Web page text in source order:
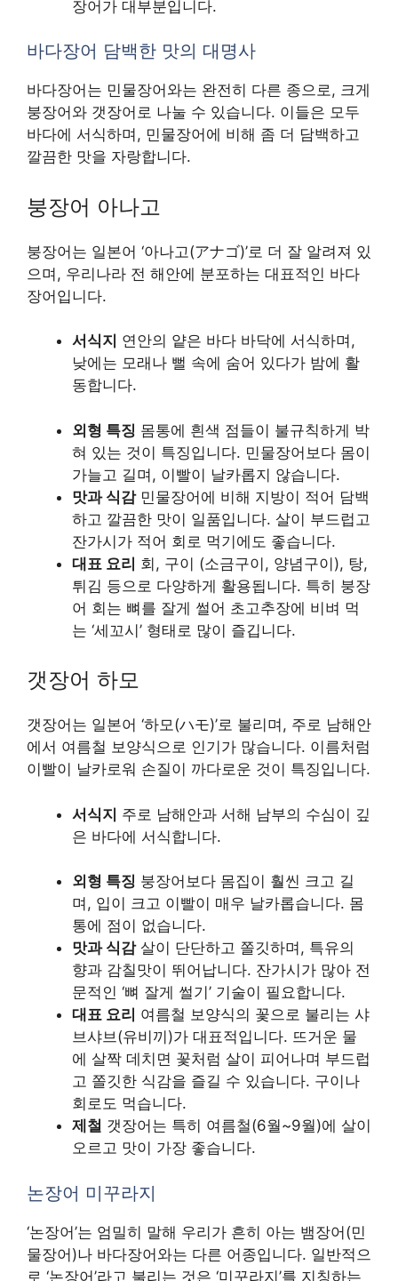
장어가 대부분입니다.
바다장어 담백한 맛의 대명사
바다장어는 민물장어와는 완전히 다른 종으로, 크게
붕장어와 갯장어로 나눌 수 있습니다. 이들은 모두
바다에 서식하며, 민물장어에 비해 좀 더 담백하고
깔끔한 맛을 자랑합니다.
붕장어 아나고
붕장어는 일본어 ‘아나고(アナゴ)’로 더 잘 알려져 있
으며, 우리나라 전 해안에 분포하는 대표적인 바다
장어입니다.
서식지 연안의 얕은 바다 바닥에 서식하며,
낮에는 모래나 뻘 속에 숨어 있다가 밤에 활
동합니다.
외형 특징 몸통에 흰색 점들이 불규칙하게 박
혀 있는 것이 특징입니다. 민물장어보다 몸이
가늘고 길며, 이빨이 날카롭지 않습니다.
맛과 식감민물장어에 비해 지방이 적어 담백
하고 깔끔한 맛이 일품입니다. 살이 부드럽고
잔가시가 적어 회로 먹기에도 좋습니다.
대표 요리 회, 구이 (소금구이, 양념구이), 탕,
튀김 등으로 다양하게 활용됩니다. 특히 붕장
어 회는 뼈를 잘게 썰어 초고추장에 비벼 먹
는 ‘세꼬시’ 형태로 많이 즐깁니다.
갯장어 하모
갯장어는 일본어 ‘하모(ハモ)’로 불리며, 주로 남해안
에서 여름철 보양식으로 인기가 많습니다. 이름처럼
이빨이 날카로워 손질이 까다로운 것이 특징입니다.
서식지 주로 남해안과 서해 남부의 수심이 깊
은 바다에 서식합니다.
외형 특징 붕장어보다 몸집이 훨씬 크고 길
며, 입이 크고 이빨이 매우 날카롭습니다. 몸
통에 점이 없습니다.
맛과 식감살이 단단하고 쫄깃하며, 특유의
향과 감칠맛이 뛰어납니다. 잔가시가 많아 전
문적인 ‘뼈 잘게 썰기’ 기술이 필요합니다.
대표 요리 여름철 보양식의 꽃으로 불리는 샤
브샤브(유비끼)가 대표적입니다. 뜨거운 물
에 살짝 데치면 꽃처럼 살이 피어나며 부드럽
고 쫄깃한 식감을 즐길 수 있습니다. 구이나
회로도 먹습니다.
제철 갯장어는 특히 여름철(6월~9월)에 살이
오르고 맛이 가장 좋습니다.
논장어 미꾸라지
‘논장어’는 엄밀히 말해 우리가 흔히 아는 뱀장어(민
물장어)나 바다장어와는 다른 어종입니다. 일반적으
로 ‘논장어’라고 불리는 것은 ‘미꾸라지’를 지칭하는